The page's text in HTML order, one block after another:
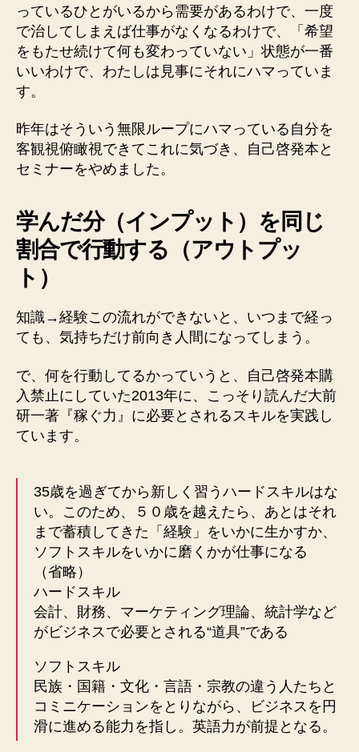
っているひとがいるから需要があるわけで、一度
で治してしまえば仕事がなくなるわけで、「希望
をもたせ続けて何も変わっていない」状態が一番
いいわけで、わたしは見事にそれにハマっていま
す。
昨年はそういう無限ループにハマっている自分を
客観視俯瞰視できてこれに気づき、自己啓発本と
セミナーをやめました。
学んだ分（インプット）を同じ
割合で行動する（アウトプッ
ト）
知識→経験この流れができないと、いつまで経っ
ても、気持ちだけ前向き人間になってしまう。
で、何を行動してるかっていうと、自己啓発本購
入禁止にしていた2013年に、こっそり読んだ大前
研一著『稼ぐ力』に必要とされるスキルを実践し
ています。
35歳を過ぎてから新しく習うハードスキルはな
い。このため、５０歳を越えたら、あとはそれ
まで蓄積してきた「経験」をいかに生かすか、
ソフトスキルをいかに磨くかが仕事になる
（省略）
ハードスキル
会計、財務、マーケティング理論、統計学など
がビジネスで必要とされる“道具”である
ソフトスキル
民族・国籍・文化・言語・宗教の違う人たちと
コミニケーションをとりながら、ビジネスを円
滑に進める能力を指し。英語力が前提となる。